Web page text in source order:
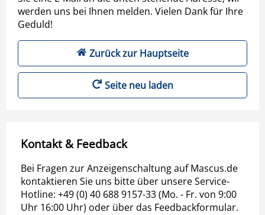
werden uns bei Ihnen melden. Vielen Dank für Ihre
Geduld!
Zurück zur Hauptseite
Seite neu laden
Kontakt & Feedback
Bei Fragen zur Anzeigenschaltung auf Mascus.de
kontaktieren Sie uns bitte über unsere Service-
Hotline: +49 (0) 40 688 9157-33 (Mo. - Fr. von 9:00
Uhr 16:00 Uhr) oder über das Feedbackformular.